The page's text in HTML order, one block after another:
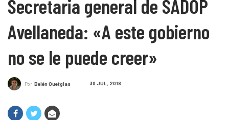
Secretaria general de SADOP
Avellaneda: «A este gobierno
no se le puede creer»
Por Belén Quetglas 30 JUL, 2018